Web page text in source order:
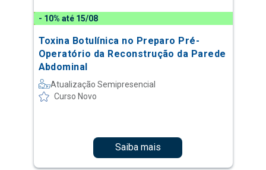
- 10% até 15/08
Toxina Botulínica no Preparo Pré-
Operatório da Reconstrução da Parede
Abdominal
Atualização Semipresencial
Curso Novo
Saiba mais